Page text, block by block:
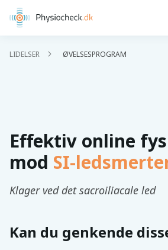
LIDELSER ØVELSESPROGRAM
Effektiv online
mod SI-
Klager ved det sacroiliacale led
Kan du genkende